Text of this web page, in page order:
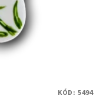
KÓD: 5494